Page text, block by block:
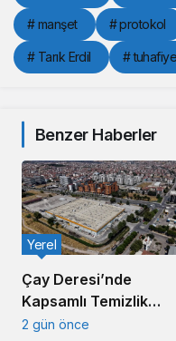
# manşet # protokol
# Tarık Erdil #
Benzer Haberler
Çay Deresi’nde
Kapsamlı Temizlik
Çalışması Başlatıldı
Yerel
2 gün önce